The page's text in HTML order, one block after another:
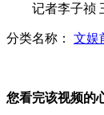
女子充话费
台州女工故
记者李子祯
分类名称： 文娱
您看完该视频的